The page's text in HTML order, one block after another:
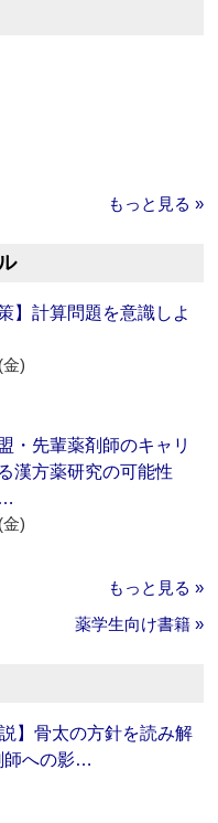
もっと見る »
】計算問題を意識しよ
)
・先輩薬剤師のキャリ
漢方薬研究の可能性
)
もっと見る »
薬学生向け書籍 »
】骨太の方針を読み解
師への影…